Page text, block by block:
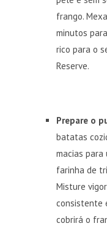
frango.
minutos
rico para o
Reserve.
Prepare o
batatas
macias para
farinha de
Misture
consistente
cobrirá o